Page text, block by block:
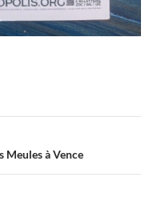
Meules à Vence